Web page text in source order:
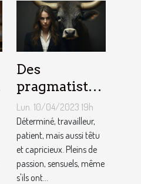
Des
pragmatistes
imaginatifs
et patients :
comment
sont les gens
du Taureau ?
Lun. 10/04/2023 19h
Déterminé, travailleur,
patient, mais aussi têtu
et capricieux. Pleins de
passion, sensuels, même
s'ils ont...